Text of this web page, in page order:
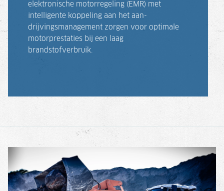
elektronische motorregeling (EMR) met
intelligente koppeling aan het aan-
drijvingsmanagement zorgen voor optimale
motorprestaties bij een laag
brandstofverbruik.